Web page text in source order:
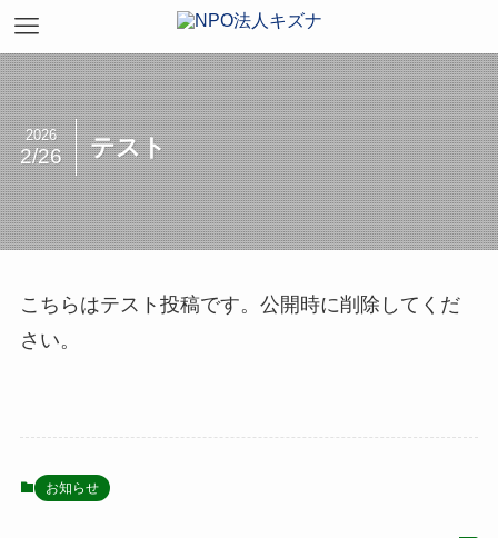
テスト
2026
2/26
こちらはテスト投稿です。公開時に削除してくだ
さい。
お知らせ